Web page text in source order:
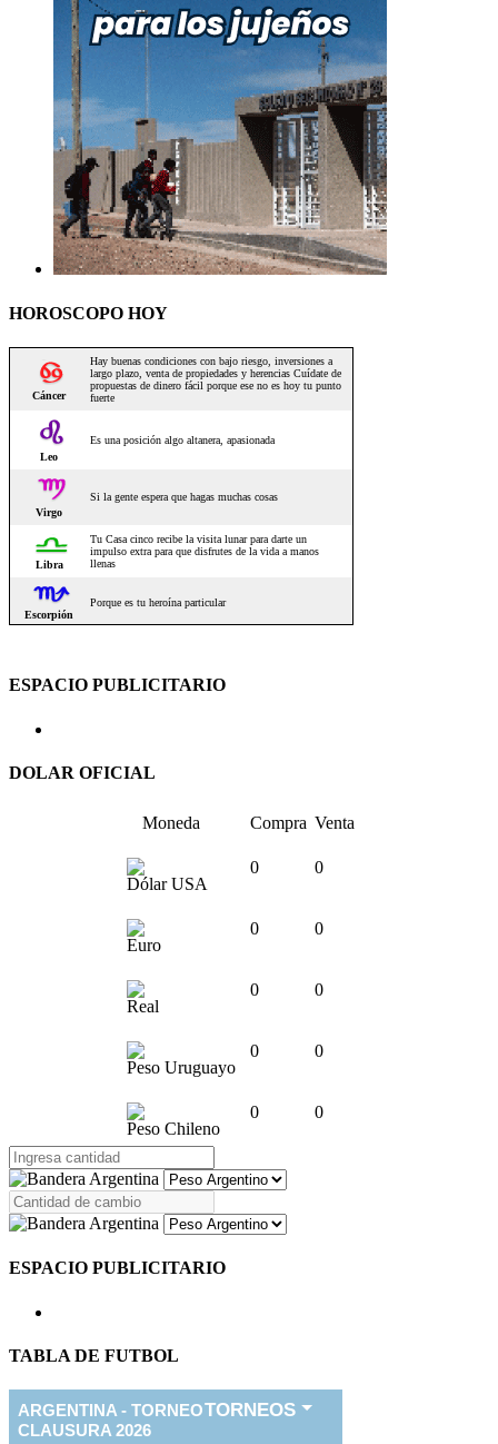
HOROSCOPO HOY
ESPACIO PUBLICITARIO
DOLAR OFICIAL
Moneda Compra Venta
Dólar USA
0 0
Euro
0 0
Real
0 0
Peso Uruguayo
0 0
Peso Chileno
0 0
ESPACIO PUBLICITARIO
TABLA DE FUTBOL